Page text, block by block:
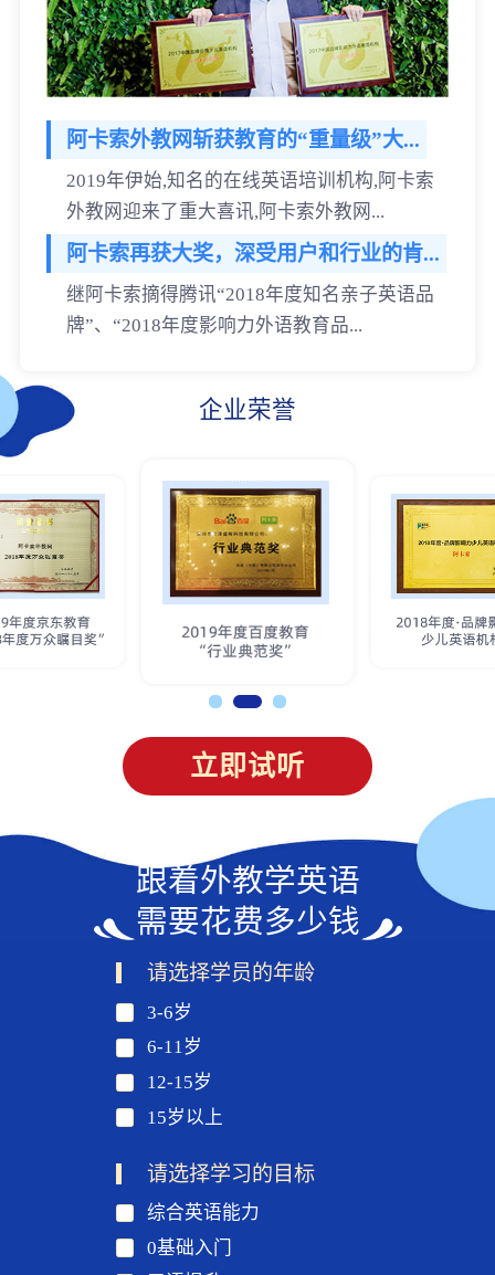
阿卡索外教网斩获教育的“重量级”大...
2019年伊始,知名的在线英语培训机构,阿卡索
外教网迎来了重大喜讯,阿卡索外教网...
阿卡索再获大奖，深受用户和行业的肯...
继阿卡索摘得腾讯“2018年度知名亲子英语品
牌”、“2018年度影响力外语教育品...
企业荣誉
立即试听
跟着外教学英语
需要花费多少钱
请选择学员的年龄
3-6岁
6-11岁
12-15岁
15岁以上
请选择学习的目标
综合英语能力
0基础入门